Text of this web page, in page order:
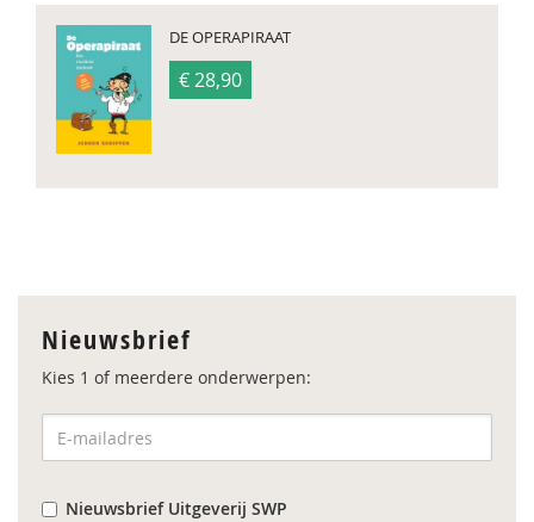
DE OPERAPIRAAT
€ 28,90
Nieuwsbrief
Kies 1 of meerdere onderwerpen:
Nieuwsbrief Uitgeverij SWP